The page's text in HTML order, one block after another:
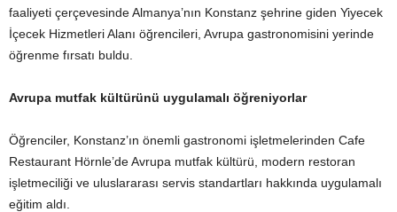
faaliyeti çerçevesinde Almanya’nın Konstanz şehrine giden Yiyecek
İçecek Hizmetleri Alanı öğrencileri, Avrupa gastronomisini yerinde
öğrenme fırsatı buldu.
Avrupa mutfak kültürünü uygulamalı öğreniyorlar
Öğrenciler, Konstanz’ın önemli gastronomi işletmelerinden Cafe
Restaurant Hörnle’de Avrupa mutfak kültürü, modern restoran
işletmeciliği ve uluslararası servis standartları hakkında uygulamalı
eğitim aldı.